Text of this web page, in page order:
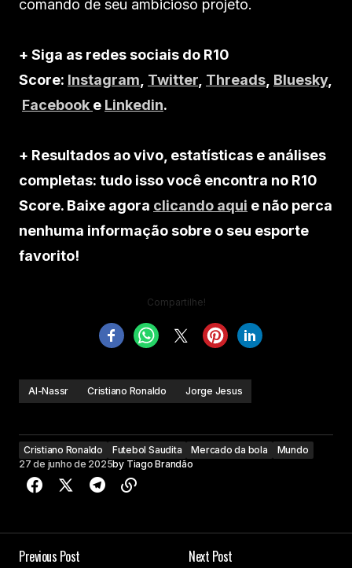
comando de seu ambicioso projeto.
+ Siga as redes sociais do R10
Score: Instagram Twitter Threads Bluesky,
Facebook e Linkedin.
+ Resultados ao vivo, estatísticas e análises
completas: tudo isso você encontra no R10
Score. Baixe agora clicando aqui e não perca
nenhuma informação sobre o seu esporte
favorito!
Compartilhe!
Al-Nassr Cristiano Ronaldo Jorge Jesus
Cristiano Ronaldo Futebol Saudita Mercado da bola
Mundo
27 de junho de 2025by Tiago Brandão
Previous Post
Next Post